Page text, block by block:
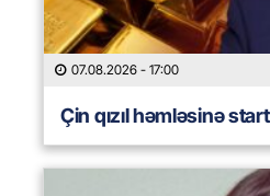
07.08.2026 - 17:00
Çin qızıl həmləsinə